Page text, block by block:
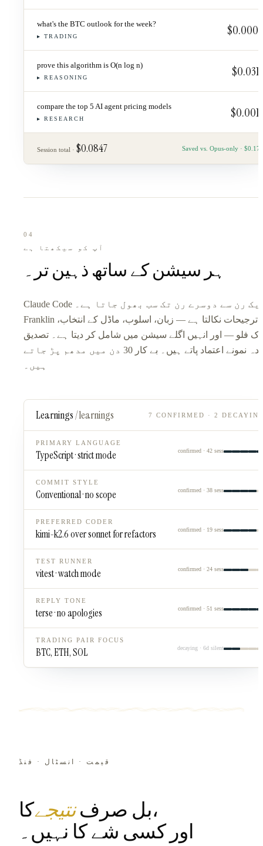
what's the BTC outlook for the week?
▸ TRADING $0.0008
prove this algorithm is O(n log n)
▸ REASONING $0.0312
compare the top 5 AI agent pricing models
▸ RESEARCH $0.0012
Session total · $0.0847 Saved vs. Opus-only · $0.174
04
آپ کو سیکھتا ہے
ہر سیشن کے ساتھ ذہین تر۔
Claude Code ایک رن سے دوسرے رن تک سب بھول جاتا ہے۔
Franklin ترجیحات نکالتا ہے — زبان، اسلوب، ماڈل کے انتخاب،
فلو — اور انہیں اگلے سیشن میں شامل کر دیتا ہے۔ تصدیق
شدہ نمونے اعتماد پاتے ہیں۔ بے کار 30 دن میں مدھم پڑ جاتے
ہیں۔
Learnings/learnings 7 CONFIRMED · 2
PRIMARY LANGUAGE
TypeScript · strict mode confirmed · 42 sess
COMMIT STYLE
Conventional · no scope confirmed · 38 sess
PREFERRED CODER
kimi-k2.6 over sonnet for refactors confirmed · 19 sess
TEST RUNNER
vitest · watch mode confirmed · 24 sess
REPLY TONE
terse · no apologies confirmed · 51 sess
TRADING PAIR FOCUS
BTC, ETH, SOL decaying · 6d silent
قیمت · انسٹال · فنڈ
بل صرفنتیجے
کا،
اور کسی شے کا نہیں۔